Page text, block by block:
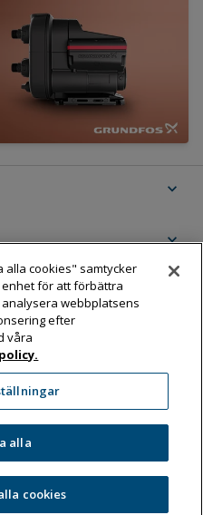
expand_more
expand_more
AB
11 BROMMA
595 00
alla cookies" samtycker
enhet för att förbättra
webbplatsens
efter
våra
alla
cookies